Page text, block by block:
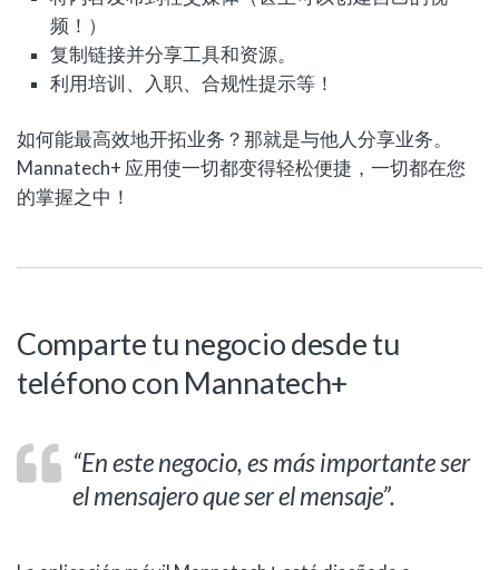
频！）
复制链接并分享工具和资源。
利用培训、入职、合规性提示等！
如何能最高效地开拓业务？那就是与他人分享业务。
Mannatech+ 应用使一切都变得轻松便捷，一切都在您
的掌握之中！
Comparte tu negocio desde tu
teléfono con Mannatech+
“En este negocio, es más importante ser
el mensajero que ser el mensaje”.